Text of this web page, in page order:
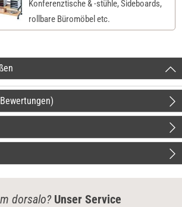
Konferenztische & -stühle, Sideboards,
rollbare Büromöbel etc.
dorsalo? Unser Service